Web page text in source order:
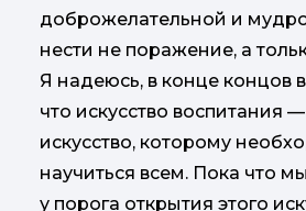
доброжелательной и
нести не поражение, а
Я надеюсь, в конце концов
что искусство воспитания
искусство, которому
научиться всем. Пока что
у порога открытия этого